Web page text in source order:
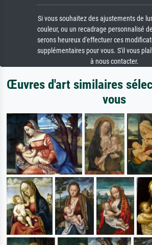
Si vous souhaitez des ajustements de
couleur, ou un recadrage personnalisé
serons heureux d'effectuer ces
supplémentaires pour vous. S'il vous
à nous contacter.
Œuvres d'art similaires
vous